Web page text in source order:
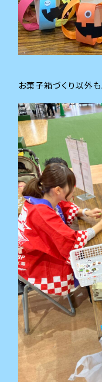
お菓子箱づくり以外